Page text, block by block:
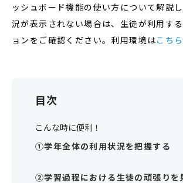
ッシュボード機能の使い方について解説
況が表示されない場合は、生徒が利用す
ョンをご確認ください。利用環境はこちら
目次
こんな時に便利！
①学年全体の利用状況を把握する
②学習過程における生徒の頑張りを